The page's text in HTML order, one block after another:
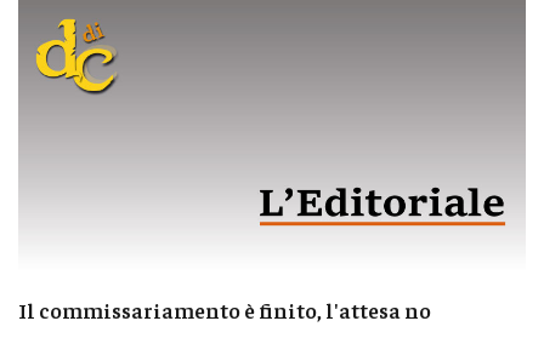
Il commissariamento è finito, l'attesa no